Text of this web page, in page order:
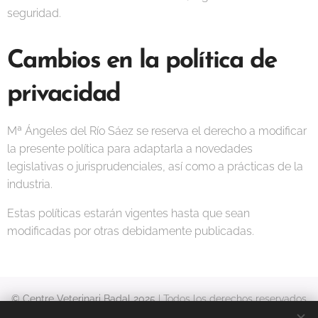
seguridad.
Cambios en la política de
privacidad
Mª Ángeles del Río Sáez se reserva el derecho a modificar
la presente política para adaptarla a novedades
legislativas o jurisprudenciales, así como a prácticas de la
industria.
Estas políticas estarán vigentes hasta que sean
modificadas por otras debidamente publicadas.
© Centre Veterinari Badal 2025| Todos los derechos reservados